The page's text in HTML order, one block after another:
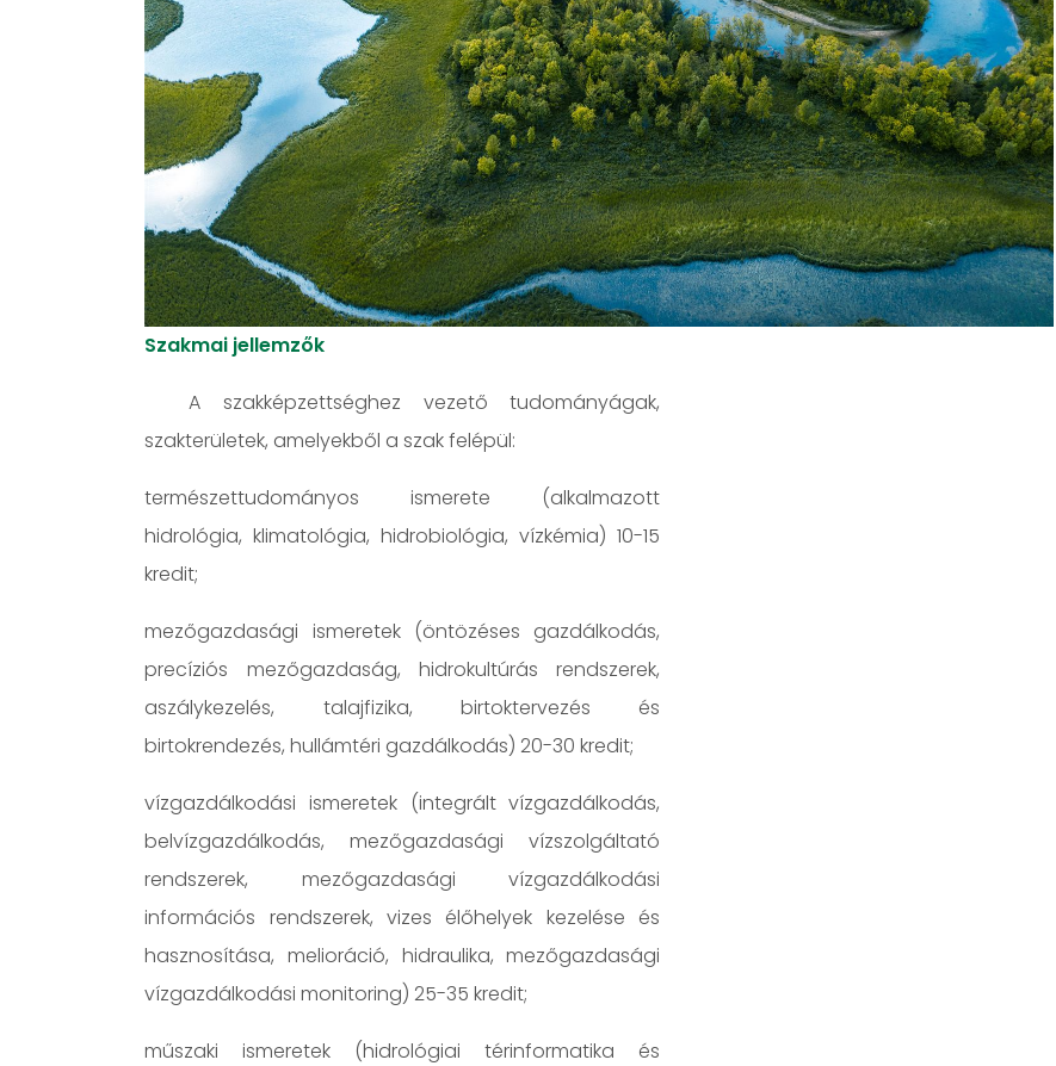
Szakmai jellemzők
A szakképzettséghez vezető tudományágak,
szakterületek, amelyekből a szak felépül:
természettudományos ismerete (alkalmazott
hidrológia, klimatológia, hidrobiológia, vízkémia) 10-15
kredit;
mezőgazdasági ismeretek (öntözéses gazdálkodás,
precíziós mezőgazdaság, hidrokultúrás rendszerek,
aszálykezelés, talajfizika, birtoktervezés és
birtokrendezés, hullámtéri gazdálkodás) 20-30 kredit;
vízgazdálkodási ismeretek (integrált vízgazdálkodás,
belvízgazdálkodás, mezőgazdasági vízszolgáltató
rendszerek, mezőgazdasági vízgazdálkodási
információs rendszerek, vizes élőhelyek kezelése és
hasznosítása, melioráció, hidraulika, mezőgazdasági
vízgazdálkodási monitoring) 25-35 kredit;
műszaki ismeretek (hidrológiai térinformatika és